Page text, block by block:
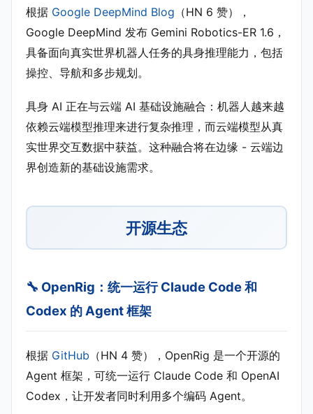
根据 Google DeepMind Blog （HN 6 赞），
Google DeepMind 发布 Gemini Robotics-ER 1.6，
具备面向真实世界机器人任务的具身推理能力，包括
操控、导航和多步规划。
具身 AI 正在与云端 AI 基础设施融合：机器人越来越
依赖云端模型推理来进行复杂推理，而云端模型从真
实世界交互数据中获益。这种融合将在边缘 - 云端边
界创造新的基础设施需求。
开源生态
🔧 OpenRig：统一运行 Claude Code 和
Codex 的 Agent 框架
根据 GitHub （HN 4 赞），OpenRig 是一个开源的
Agent 框架，可统一运行 Claude Code 和 OpenAI
Codex，让开发者同时利用多个编码 Agent。